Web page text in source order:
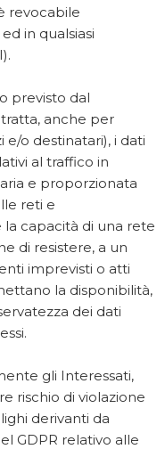
revocabile
in qualsiasi
previsto dal
anche per
o destinatari), i dati
al traffico in
e proporzionata
reti e
la capacità di una rete
di resistere, a un
imprevisti o atti
la disponibilità,
dei dati
gli Interessati,
rischio di violazione
derivanti da
GDPR relativo alle